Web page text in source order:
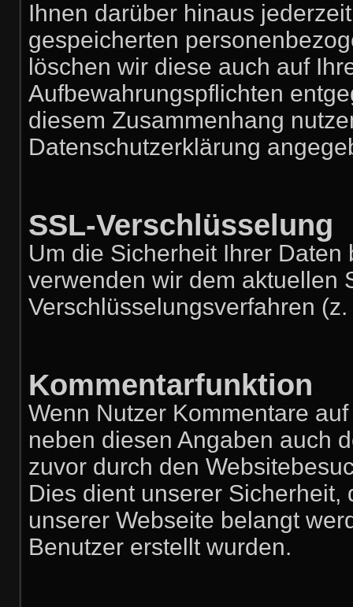
Ihnen darüber hinaus
gespeicherten
löschen wir diese auch auf
Aufbewahrungspflichten
diesem Zusammenhang
Datenschutzerklärung
SSL-Verschlüsselung
Um die Sicherheit Ihrer
verwenden wir dem aktuellen
Verschlüsselungsverfahren
Kommentarfunktion
Wenn Nutzer Kommentare
neben diesen Angaben auch
zuvor durch den
Dies dient unserer
unserer Webseite belangt
Benutzer erstellt wurden.